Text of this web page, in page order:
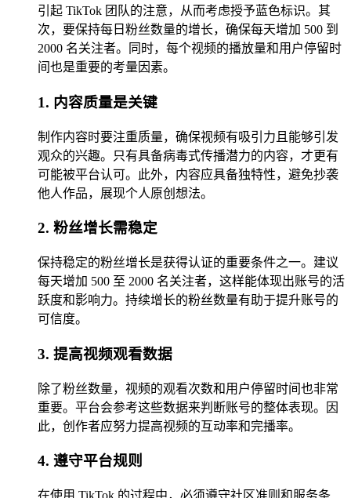
引起 TikTok 团队的注意，从而考虑授予蓝色标识。其
次，要保持每日粉丝数量的增长，确保每天增加 500 到
2000 名关注者。同时，每个视频的播放量和用户停留时
间也是重要的考量因素。
1. 内容质量是关键
制作内容时要注重质量，确保视频有吸引力且能够引发
观众的兴趣。只有具备病毒式传播潜力的内容，才更有
可能被平台认可。此外，内容应具备独特性，避免抄袭
他人作品，展现个人原创想法。
2. 粉丝增长需稳定
保持稳定的粉丝增长是获得认证的重要条件之一。建议
每天增加 500 至 2000 名关注者，这样能体现出账号的活
跃度和影响力。持续增长的粉丝数量有助于提升账号的
可信度。
3. 提高视频观看数据
除了粉丝数量，视频的观看次数和用户停留时间也非常
重要。平台会参考这些数据来判断账号的整体表现。因
此，创作者应努力提高视频的互动率和完播率。
4. 遵守平台规则
在使用 TikTok 的过程中，必须遵守社区准则和服务条